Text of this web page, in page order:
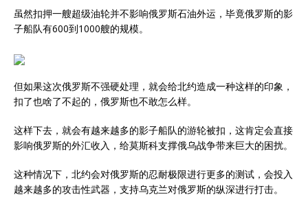
虽然扣押一艘超级油轮并不影响俄罗斯石油外运，毕竟俄罗斯的影
子船队有600到1000艘的规模。
但如果这次俄罗斯不强硬处理，就会给北约造成一种这样的印象，
扣了也啥了不起的，俄罗斯也不敢怎么样。
这样下去，就会有越来越多的影子船队的游轮被扣，这肯定会直接
影响俄罗斯的外汇收入，给莫斯科支撑俄乌战争带来巨大的困扰。
这种情况下，北约会对俄罗斯的忍耐极限进行更多的测试，会投入
越来越多的攻击性武器，支持乌克兰对俄罗斯的纵深进行打击。